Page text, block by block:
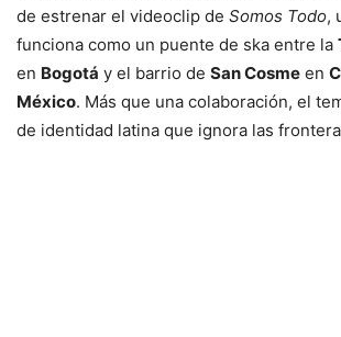
de estrenar el videoclip de Somos Todo,
funciona como un puente de ska entre la
en Bogotá y el barrio de San Cosme en
México. Más que una colaboración, el
de identidad latina que ignora las